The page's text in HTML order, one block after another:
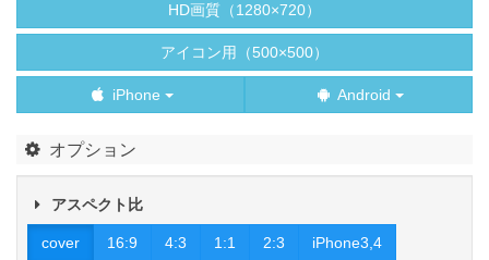
HD画質（1280×720）
アイコン用（500×500）
iPhone Android
オプション
アスペクト比
cover 16:9 4:3 1:1 2:3 iPhone3,4